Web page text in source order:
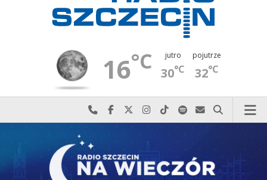
16°C jutro
30°C
pojutrze
32°C
Najlepiej po prostu do nas zadzwoń
Odwiedź nas na Facebook-u
Odwiedź nas na X
Odwiedź nas na Instagram-ie
Odwiedź nas na TikTok-u
Szukaj nas na Spotify
Wyślij do nas
Szukaj